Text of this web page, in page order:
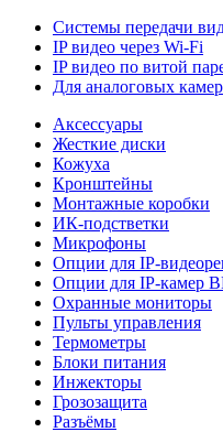
Системы передачи
IP видео через Wi-Fi
IP видео по витой
Для аналоговых камер
Аксессуары
Жесткие диски
Кожуха
Кронштейны
Монтажные коробки
ИК-подстветки
Микрофоны
Опции для IP-
Опции для IP-камер
Охранные мониторы
Пульты управления
Термометры
Блоки питания
Инжекторы
Грозозащита
Разъёмы